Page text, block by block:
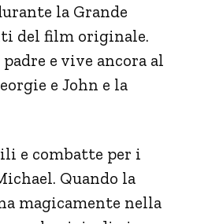
la Grande
del film originale.
e vive ancora al
e John e la
e combatte per i
Quando la
magicamente nella